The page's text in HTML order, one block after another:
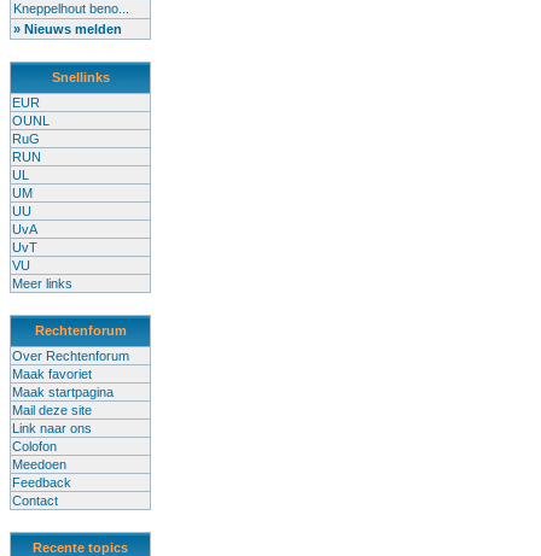
Kneppelhout beno...
» Nieuws melden
Snellinks
EUR
OUNL
RuG
RUN
UL
UM
UU
UvA
UvT
VU
Meer links
Rechtenforum
Over Rechtenforum
Maak favoriet
Maak startpagina
Mail deze site
Link naar ons
Colofon
Meedoen
Feedback
Contact
Recente topics